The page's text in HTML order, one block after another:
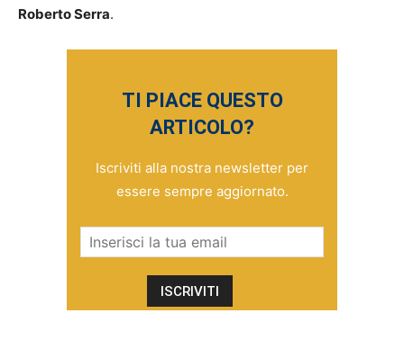
Roberto Serra.
TI PIACE QUESTO
ARTICOLO?
Iscriviti alla nostra newsletter per
essere sempre aggiornato.